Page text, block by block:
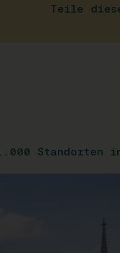
Teile
Standorten